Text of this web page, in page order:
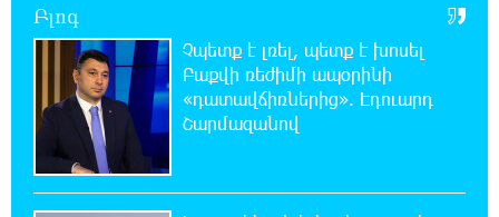
Չպետք է լռել, պետք է խոսել Բաքվի ռեժիմի
ապօրինի «դատավճիռներից». Էդուարդ
Շարմազանով
Սամվել Կարապետյանը «ամբողջ
հայության խայտառակություն» է անվանել
Ամենայն Հայոց Կաթողիկոսի նկատմամբ
Բլոգ
Չպետք է լռել, պետք է խոսել
Բաքվի ռեժիմի ապօրինի
«դատավճիռներից». Էդուարդ
Շարմազանով